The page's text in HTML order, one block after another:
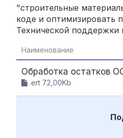
"строительные
коде и оптимизировать
Технической поддержки
Наименование
Обработка остатков
.ert 72,00Kb